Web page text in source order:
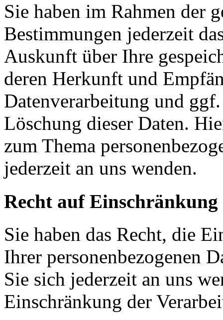
Sie haben im Rahmen der
Bestimmungen jederzeit
Auskunft über Ihre
deren Herkunft und
Datenverarbeitung und
Löschung dieser Daten.
zum Thema
jederzeit an uns wenden.
Recht auf
Sie haben das Recht, die
Ihrer personenbezogenen
Sie sich jederzeit an uns
Einschränkung der